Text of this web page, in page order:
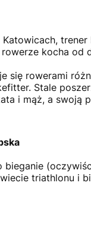
kocha od
się rowerami
. Stale
i mąż, a swoją
bieganie
triathlonu i